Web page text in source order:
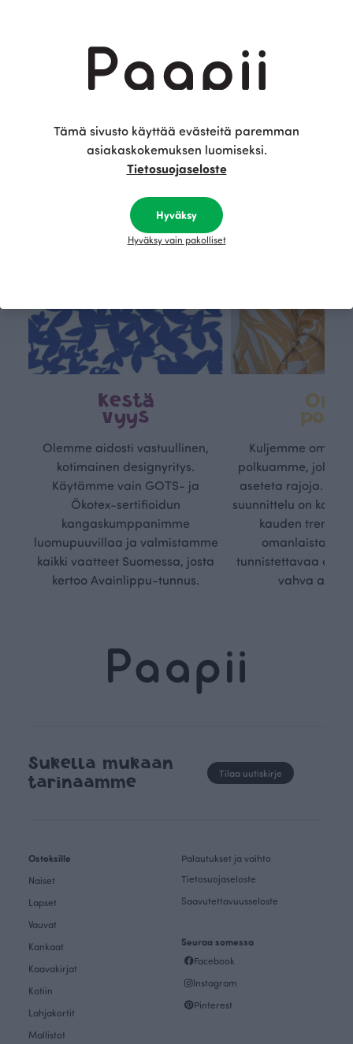
Harmaa
18.90 EUR/m 15.90 EUR/m
Tämä on Paapii
Kestä
vyys
Olemme aidosti vastuullinen,
kotimainen designyritys.
Käytämme vain GOTS- ja
Ökotex-sertifioidun
kangaskumppanimme
luomupuuvillaa ja valmistamme
kaikki vaatteet Suomessa, josta
kertoo Avainlippu-tunnus.
Oma
Kuljemme omaa,
polkuamme, jolla
aseteta rajoja.
suunnittelu on
kauden
omanlaista,
tunnistettavaa
vahva
Sukella mukaan
tarinaamme
Tilaa uutiskirje
Ostoksille
Naiset
Lapset
Vauvat
Kankaat
Kaavakirjat
Kotiin
Lahjakortit
Mallistot
Palautukset ja vaihto
Tietosuojaseloste
Saavutettavuusseloste
Seuraa somessa
Facebook
Instagram
Pinterest
Tämä sivusto käyttää evästeitä paremman
asiakaskokemuksen luomiseksi.
Tietosuojaseloste
Hyväksy
Hyväksy vain pakolliset